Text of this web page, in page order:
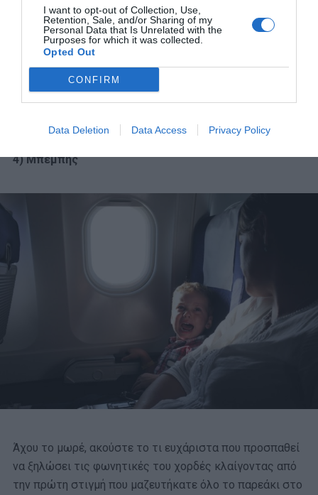
I want to opt-out of Collection, Use,
Retention, Sale, and/or Sharing of my
Personal Data that Is Unrelated with the
Purposes for which it was collected.
Opted Out
CONFIRM
Data Deletion Data Access Privacy Policy
συμφωνίες με το Περού, μία με την Κίνα, άλλες τρεις με
Ντουμπάι και μιάμιση (η δεύτερη κόπηκε στη μέση) με τη
Γη του Πυρός.
Ναι, φυσικά- εννοείται: η αντιστοιχία ελληνικών-
αγγλικών λέξεων είναι 50-50.
Μιλάμε για μπίζνεσμαν με πρόσωπο, όχι αστεία.
4) Μπέμπης
Άχου το μωρέ, ακούστε το τι ευχάριστα που προσπαθεί
να ξηλώσει τις φωνητικές του χορδές κλαίγοντας από
την πρώτη στιγμή που μαζευτήκατε όλο το παρεάκι στο